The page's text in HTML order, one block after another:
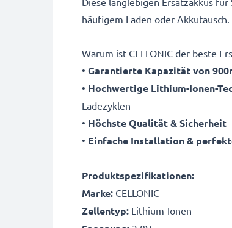
häufigem Laden oder Akkutausch.
Warum ist CELLONIC der beste
• Garantierte Kapazität von
• Hochwertige Lithium-Ionen-
Ladezyklen
• Höchste Qualität & Sicherheit
• Einfache Installation &
Produktspezifikationen:
Marke: CELLONIC
Zellentyp: Lithium-Ionen